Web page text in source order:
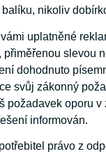
nikoliv
uplatněné
slevou
dohodnuto
svůj zákonný
oporu
informován.
právo z